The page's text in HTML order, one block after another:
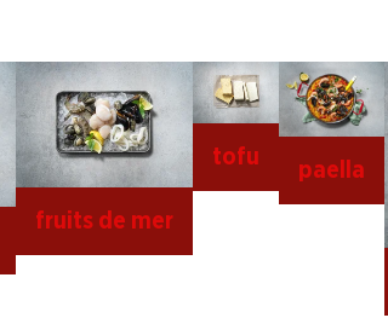
fruits de mer
tofu
paella